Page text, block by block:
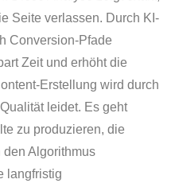
Seite verlassen. Durch KI-
Conversion-Pfade
Zeit und erhöht die
Erstellung wird durch
leidet. Es geht
zu produzieren, die
Algorithmus
langfristig